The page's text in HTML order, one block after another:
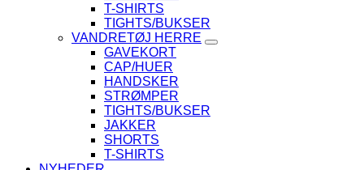
T-SHIRTS
TIGHTS/BUKSER
VANDRETØJ HERRE
GAVEKORT
CAP/HUER
HANDSKER
STRØMPER
TIGHTS/BUKSER
JAKKER
SHORTS
T-SHIRTS